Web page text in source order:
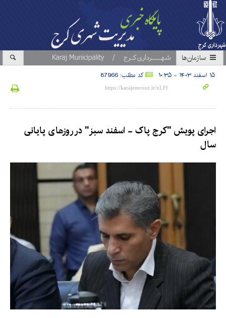
سازمان‎ها
۱۵ اسفند ۱۴۰۳ - ۱۰:۳۵ کد مطلب: 87966
اجرای پویش "کرج پاک - اسفند سبز" در روزهای پایانی
سال